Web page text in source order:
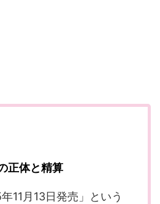
正体と精算
11月13日発売」という